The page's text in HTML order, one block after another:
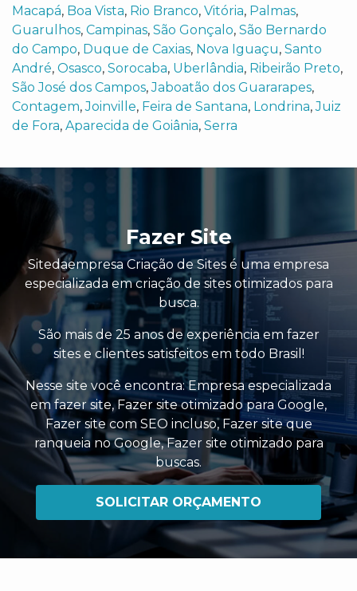
Macapá, Boa Vista, Rio Branco, Vitória, Palmas,
Guarulhos, Campinas, São Gonçalo, São Bernardo
do Campo, Duque de Caxias, Nova Iguaçu, Santo
André, Osasco, Sorocaba, Uberlândia, Ribeirão Preto,
São José dos Campos,Jaboatão dos Guararapes,
Contagem,Joinville, Feira de Santana, Londrina,Juiz
de Fora, Aparecida de Goiânia, Serra
Fazer Site
Sitedaempresa Criação de Sites é uma empresa
especializada em criação de sites otimizados para
busca.
São mais de 25 anos de experiência em fazer
sites e clientes satisfeitos em todo Brasil!
Nesse site você encontra:Empresa especializada
em fazer site,Fazer site otimizado para Google,
Fazer site com SEO incluso, Fazer site que
ranqueia no Google,Fazer site otimizado para
buscas.
SOLICITAR ORÇAMENTO